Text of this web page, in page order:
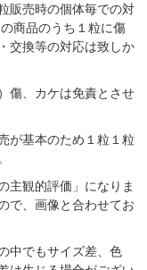
販売時の個体毎での対
商品のうち１粒に傷
交換等の対応は致しか
傷、カケは免責とさせ
が基本のため１粒１粒
主観的評価」になりま
で、画像と合わせてお
中でもサイズ差、色